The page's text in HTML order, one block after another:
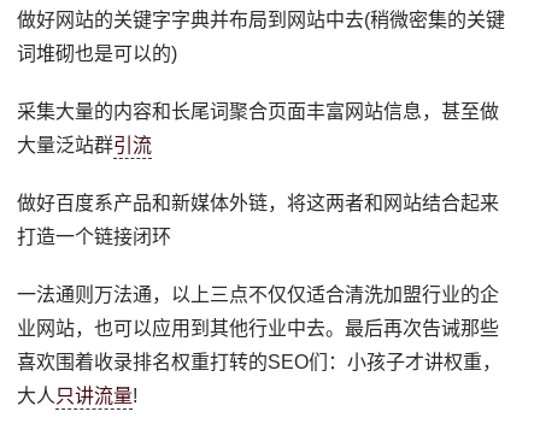
做好网站的关键字字典并布局到网站中去(稍微密集的关键
词堆砌也是可以的)
采集大量的内容和长尾词聚合页面丰富网站信息，甚至做
大量泛站群引流
做好百度系产品和新媒体外链，将这两者和网站结合起来
打造一个链接闭环
一法通则万法通，以上三点不仅仅适合清洗加盟行业的企
业网站，也可以应用到其他行业中去。最后再次告诫那些
喜欢围着收录排名权重打转的SEO们：小孩子才讲权重，
大人 只讲流量!